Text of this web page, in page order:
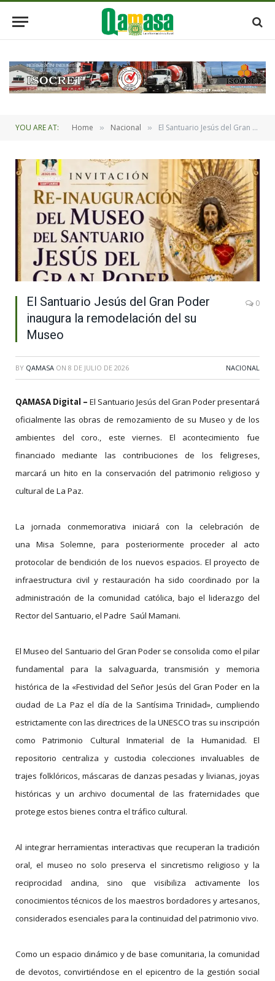
YOU ARE AT: Home » Nacional » El Santuario Jesús del Gran Poder inaugura la remodelación del su Museo
El Santuario Jesús del Gran Poder
inaugura la remodelación del su
Museo
0
BY QAMASA ON 8 DE JULIO DE 2026 NACIONAL
QAMASA Digital – El Santuario Jesús del Gran Poder presentará
oficialmente las obras de remozamiento de su Museo y de los
ambientes del coro., este viernes. El acontecimiento fue
financiado mediante las contribuciones de los feligreses,
marcará un hito en la conservación del patrimonio religioso y
cultural de La Paz.
La jornada conmemorativa iniciará con la celebración de
una Misa Solemne, para posteriormente proceder al acto
protocolar de bendición de los nuevos espacios. El proyecto de
infraestructura civil y restauración ha sido coordinado por la
administración de la comunidad católica, bajo el liderazgo del
Rector del Santuario, el Padre Saúl Mamani.
El Museo del Santuario del Gran Poder se consolida como el pilar
fundamental para la salvaguarda, transmisión y memoria
histórica de la «Festividad del Señor Jesús del Gran Poder en la
ciudad de La Paz el día de la Santísima Trinidad», cumpliendo
estrictamente con las directrices de la UNESCO tras su inscripción
como Patrimonio Cultural Inmaterial de la Humanidad. El
repositorio centraliza y custodia colecciones invaluables de
trajes folklóricos, máscaras de danzas pesadas y livianas, joyas
históricas y un archivo documental de las fraternidades que
protege estos bienes contra el tráfico cultural.
Al integrar herramientas interactivas que recuperan la tradición
oral, el museo no solo preserva el sincretismo religioso y la
reciprocidad andina, sino que visibiliza activamente los
conocimientos técnicos de los maestros bordadores y artesanos,
considerados esenciales para la continuidad del patrimonio vivo.
Como un espacio dinámico y de base comunitaria, la comunidad
de devotos, convirtiéndose en el epicentro de la gestión social